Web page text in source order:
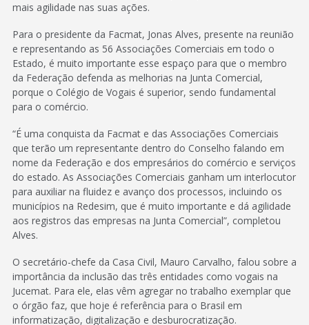
mais agilidade nas suas ações.
Para o presidente da Facmat, Jonas Alves, presente na reunião
e representando as 56 Associações Comerciais em todo o
Estado, é muito importante esse espaço para que o membro
da Federação defenda as melhorias na Junta Comercial,
porque o Colégio de Vogais é superior, sendo fundamental
para o comércio.
“É uma conquista da Facmat e das Associações Comerciais
que terão um representante dentro do Conselho falando em
nome da Federação e dos empresários do comércio e serviços
do estado. As Associações Comerciais ganham um interlocutor
para auxiliar na fluidez e avanço dos processos, incluindo os
municípios na Redesim, que é muito importante e dá agilidade
aos registros das empresas na Junta Comercial”, completou
Alves.
O secretário-chefe da Casa Civil, Mauro Carvalho, falou sobre a
importância da inclusão das três entidades como vogais na
Jucemat. Para ele, elas vêm agregar no trabalho exemplar que
o órgão faz, que hoje é referência para o Brasil em
informatização, digitalização e desburocratização.